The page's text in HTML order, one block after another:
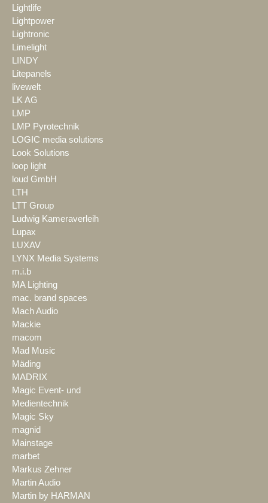
Lightlife
Lightpower
Lightronic
Limelight
LINDY
Litepanels
livewelt
LK AG
LMP
LMP Pyrotechnik
LOGIC media solutions
Look Solutions
loop light
loud GmbH
LTH
LTT Group
Ludwig Kameraverleih
Lupax
LUXAV
LYNX Media Systems
m.i.b
MA Lighting
mac. brand spaces
Mach Audio
Mackie
macom
Mad Music
Mäding
MADRIX
Magic Event- und
Medientechnik
Magic Sky
magnid
Mainstage
marbet
Markus Zehner
Martin Audio
Martin by HARMAN